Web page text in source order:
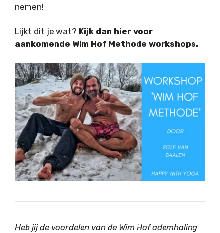
nemen!
Lijkt dit je wat? Kijk dan hier voor
aankomende Wim Hof Methode workshops.
Heb jij de voordelen van de Wim Hof ademhaling